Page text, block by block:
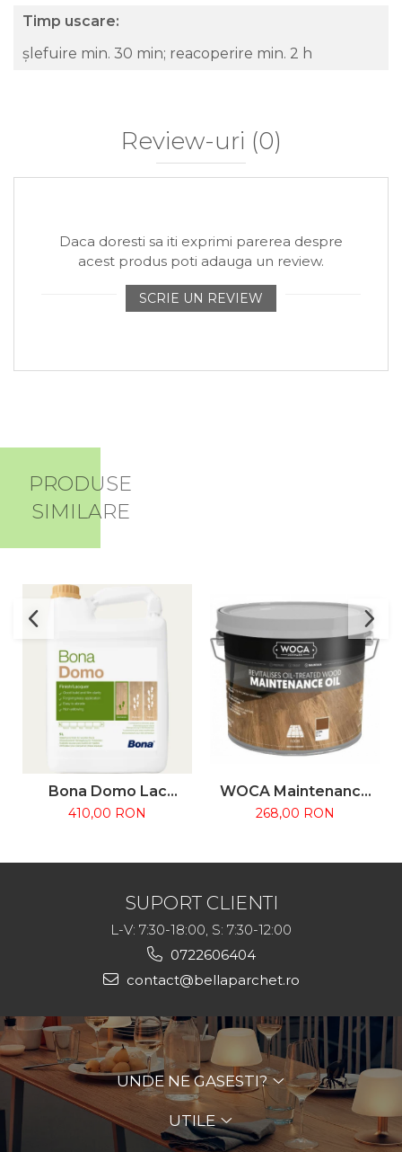
Timp uscare:
șlefuire min. 30 min; reacoperire min. 2 h
Review-uri (0)
Daca doresti sa iti exprimi parerea despre
acest produs poti adauga un review.
SCRIE UN REVIEW
PRODUSE
SIMILARE
Bona Domo Lac
Parchet
Satinat, 5L
410,00 RON
WOCA Maintenance
Oil 2.5L – Ulei
268,00 RON
SUPORT CLIENTI
L-V: 7:30-18:00, S: 7:30-12:00
0722606404
contact@bellaparchet.ro
UNDE NE GASESTI?
UTILE